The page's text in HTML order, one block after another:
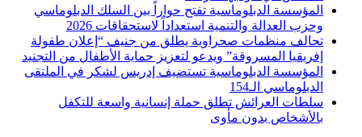
المؤسسة الدبلوماسية تفتح حواراً بين السلك الدبلوماسي
وحزب العدالة والتنمية استعداداً لاستحقاقات 2026
تحالف منظمات صحراوية يطلق من جنيف “إعلان طفولة
إفريقيا المسروقة” ويدعو لتعزيز حماية الأطفال من التجنيد
المؤسسة الدبلوماسية تستضيف إدريس لشكر في الملتقى
الدبلوماسي الـ154
سلطات العرائش تطلق حملة إنسانية واسعة للتكفل
بالأشخاص بدون مأوى